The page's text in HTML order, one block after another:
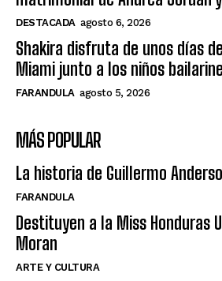
DESTACADA agosto 6, 2026
Shakira disfruta de unos días
Miami junto a los niños
FARANDULA agosto 5, 2026
MÁS POPULAR
La historia de Guillermo
FARANDULA
Destituyen a la Miss Honduras
Moran
ARTE Y CULTURA